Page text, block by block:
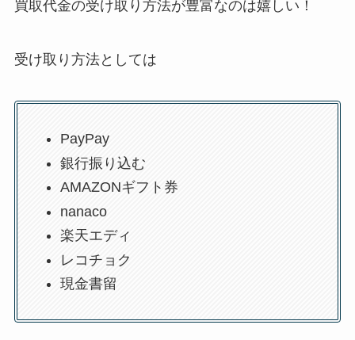
買取代金の受け取り方法が豊富なのは嬉しい！
受け取り方法としては
PayPay
銀行振り込む
AMAZONギフト券
nanaco
楽天エディ
レコチョク
現金書留